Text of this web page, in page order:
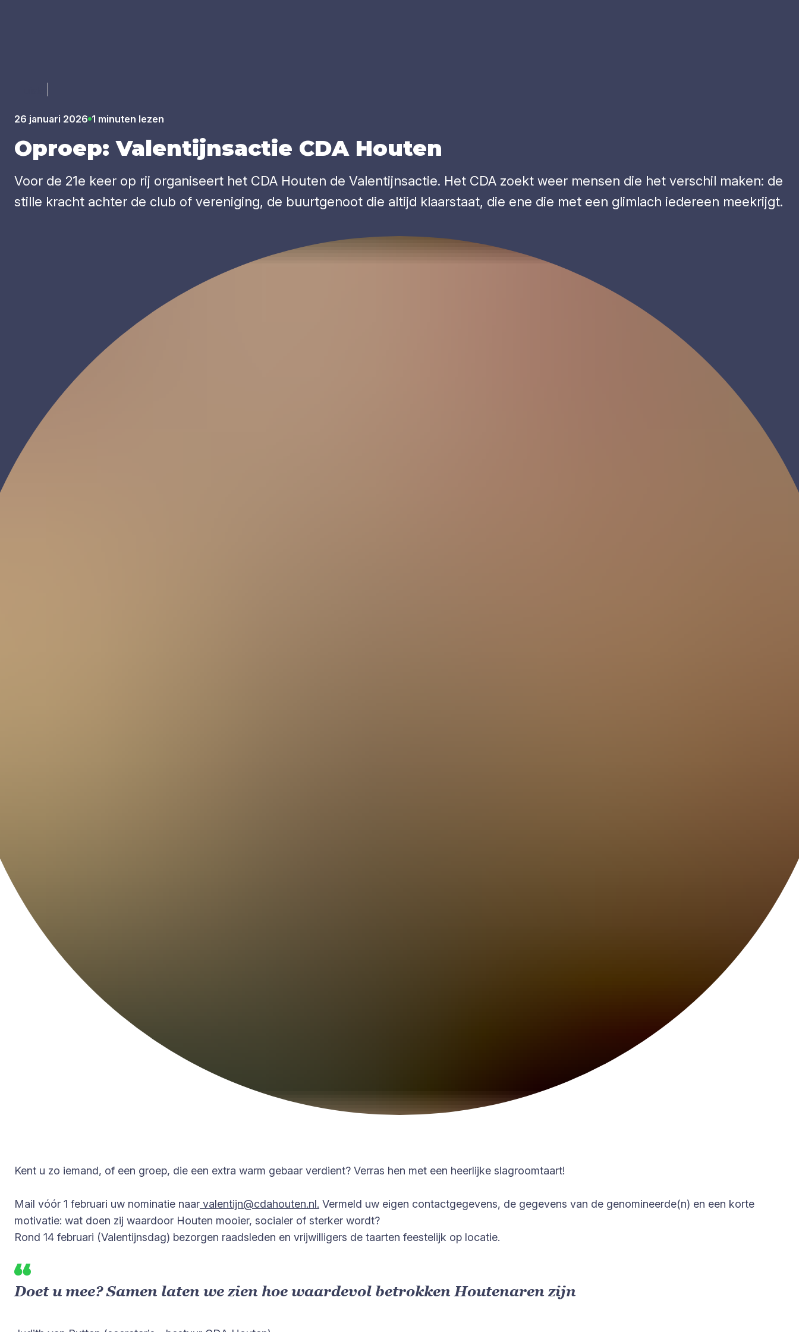
26 januari 2026 1 minuten lezen
Oproep: Valen­tijns­ac­tie CDAHou­ten
Voor de 21e keer op rij organiseert het CDA Houten de Valentijnsactie. Het CDA zoekt weer mensen die het verschil maken: de
stille kracht achter de club of vereniging, de buurtgenoot die altijd klaarstaat, die ene die met een glimlach iedereen meekrijgt.
Kent u zo iemand, of een groep, die een extra warm gebaar verdient? Verras hen met een heerlijke slagroomtaart!
Mail vóór 1 februari uw nominatie naar valentijn@cdahouten.nl. Vermeld uw eigen contactgegevens, de gegevens van de genomineerde(n) en een korte
motivatie: wat doen zij waardoor Houten mooier, socialer of sterker wordt?
Rond 14 februari (Valentijnsdag) bezorgen raadsleden en vrijwilligers de taarten feestelijk op locatie.
Doet u mee? Samen laten we zien hoe waardevol betrokken Houtenaren zijn